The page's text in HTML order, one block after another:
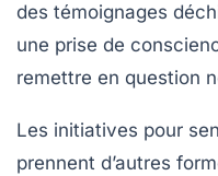
des témoignages
une prise de
remettre en question
Les initiatives pour
prennent d’autres